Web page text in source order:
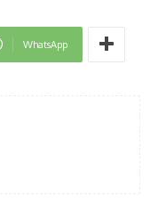
WhatsApp